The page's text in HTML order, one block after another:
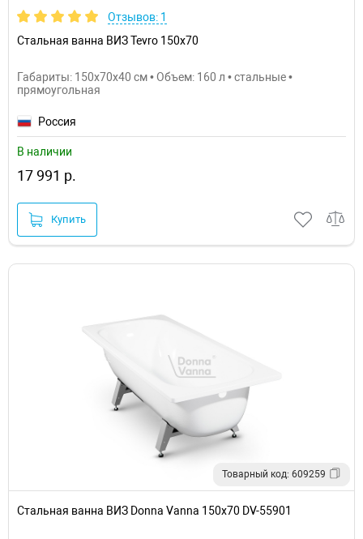
Отзывов: 1
Стальная ванна ВИЗ Tevro 150х70
Габариты: 150x70x40 см • Объем: 160 л • стальные •
прямоугольная
Россия
В наличии
17 991 р.
Купить
Товарный код: 609259
Стальная ванна ВИЗ Donna Vanna 150x70 DV-55901